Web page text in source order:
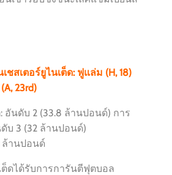
สเตอร์ยูไนเต็ด: ฟูแล่ม (H, 18)
23rd)
อันดับ 2 (33.8 ล้านปอนด์) การ
บ 3 (32 ล้านปอนด์)
ล้านปอนด์
ต็ดได้รับการการันตีฟุตบอล